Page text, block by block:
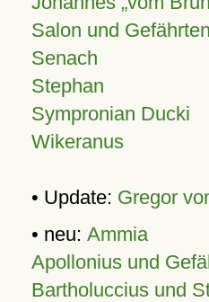
Salon und Gefährten
Senach
Stephan
Sympronian Ducki
Wikeranus
• Update: Gregor
• neu: Ammia
Apollonius und
Bartholuccius und